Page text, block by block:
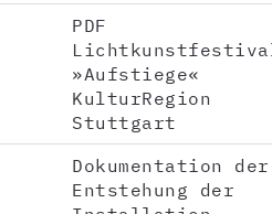
PDF
»Aufstiege«
KulturRegion
Stuttgart
Dokumentation der
Entstehung der